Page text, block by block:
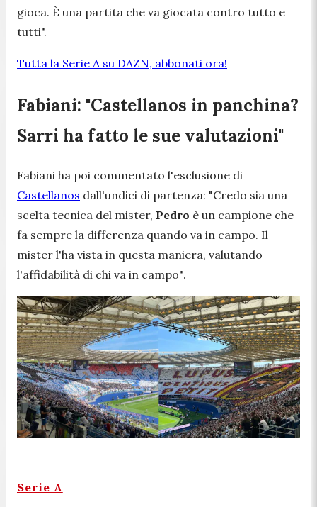
gioca. È una partita che va giocata contro tutto e
tutti".
Tutta la Serie A su DAZN, abbonati ora!
Fabiani: "Castellanos in panchina?
Sarri ha fatto le sue valutazioni"
Fabiani ha poi commentato l'esclusione di
Castellanos dall'undici di partenza: "Credo sia una
scelta tecnica del mister, Pedro è un campione che
fa sempre la differenza quando va in campo. Il
mister l'ha vista in questa maniera, valutando
l'affidabilità di chi va in campo".
Serie A